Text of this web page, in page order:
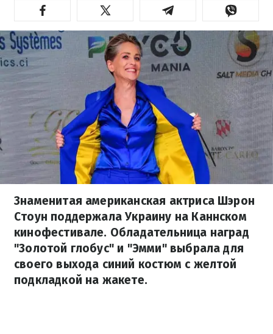
Знаменитая американская актриса Шэрон
Стоун поддержала Украину на Каннском
кинофестивале. Обладательница наград
"Золотой глобус" и "Эмми" выбрала для
своего выхода синий костюм с желтой
подкладкой на жакете.